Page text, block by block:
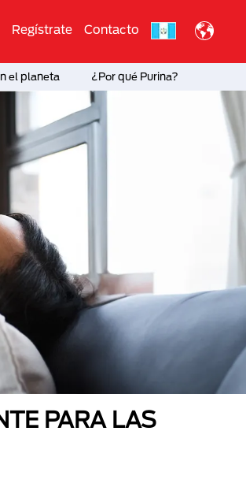
Regístrate Contacto
el planeta ¿Por qué Purina?
PARA LAS